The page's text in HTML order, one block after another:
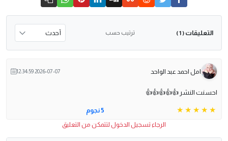
التعليقات ( 1 ) ترتيب حسب
امل احمد عبد الواحد 2026-07-07 12:34:59
احسنت النشر 👍👍👍👍👍
5 نجوم
الرجاء تسجيل الدخول لتتمكن من التعليق